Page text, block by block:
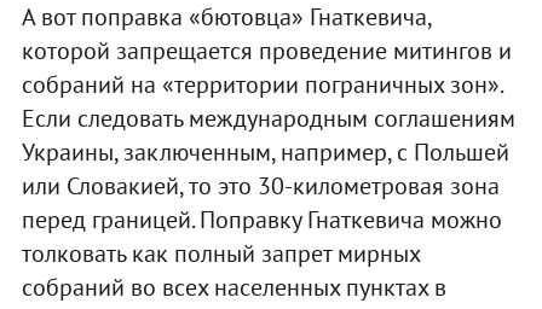
А вот поправка «бютовца» Гнаткевича,
которой запрещается проведение митингов и
собраний на «территории пограничных зон».
Если следовать международным соглашениям
Украины, заключенным, например, с Польшей
или Словакией, то это 30-километровая зона
перед границей. Поправку Гнаткевича можно
толковать как полный запрет мирных
собраний во всех населенных пунктах в